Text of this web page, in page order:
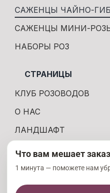
САЖЕНЦЫ ЧАЙНО-
САЖЕНЦЫ МИНИ-
НАБОРЫ РОЗ
СТРАНИЦЫ
КЛУБ РОЗОВОДОВ
О НАС
ЛАНДШАФТ
ДОСТАВКА И ОПЛАТА
Что вам мешает
1 минута — поможете нам